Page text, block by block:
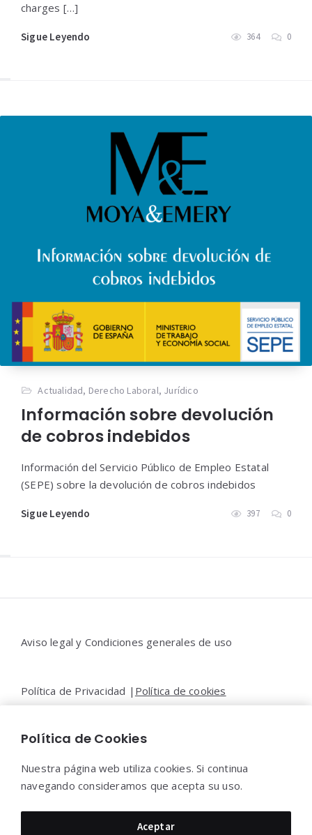
charges […]
Sigue Leyendo 364 0
Actualidad, Derecho Laboral, Jurídico
Información sobre devolución
de cobros indebidos
Información del Servicio Público de Empleo Estatal
(SEPE) sobre la devolución de cobros indebidos
Sigue Leyendo 397 0
Aviso legal y Condiciones generales de uso
Política de Privacidad | Política de cookies
Contacto |Moya&Emery
Moya&Emery 2022 - Todos los derechos reservados.
Política de Cookies
Nuestra página web utiliza cookies. Si continua
navegando consideramos que acepta su uso.
Aceptar